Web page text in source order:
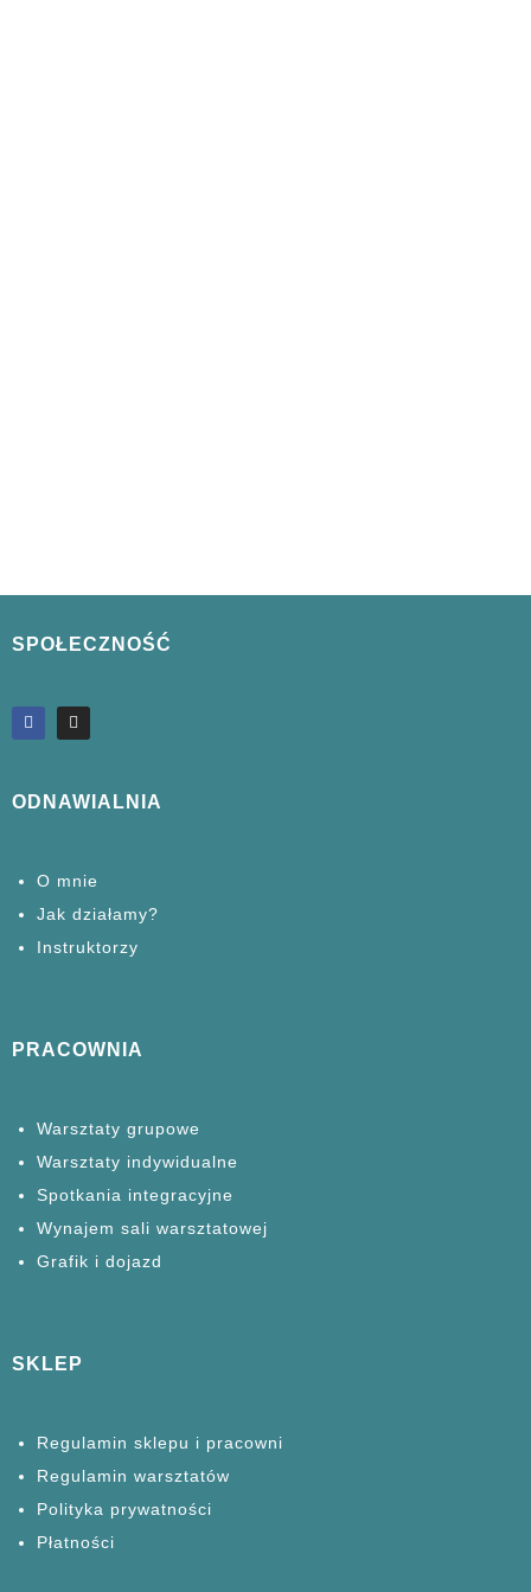
SPOŁECZNOŚĆ
ODNAWIALNIA
O mnie
Jak działamy?
Instruktorzy
PRACOWNIA
Warsztaty grupowe
Warsztaty indywidualne
Spotkania integracyjne
Wynajem sali warsztatowej
Grafik i dojazd
SKLEP
Regulamin sklepu i pracowni
Regulamin warsztatów
Polityka prywatności
Płatności